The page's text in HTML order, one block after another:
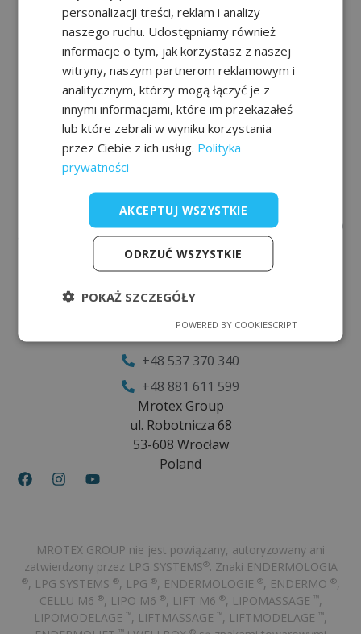
office@mrotex.com
+48 537 370 340
+48 881 611 599
Mrotex Group
ul. Robotnicza 68
53-608 Wrocław
Poland
MROTEX GROUP nie jest powiązany, autoryzowany ani
zatwierdzony przez LPG SYSTEMS®. Znaki ENDERMOLOGIA
®, LPG SYSTEMS ®, LPG ®, ENDERMOLOGIE ®, ENDERMO ®,
CELLU M6 ®, LIPO M6 ®, LIFT M6 ®, LIPOMASSAGE ™,
LIPOMODELAGE ™, LIFTMASSAGE ™, LIFTMODELAGE ™,
personalizacji treści, reklam i analizy
naszego ruchu. Udostępniamy również
informacje o tym, jak korzystasz z naszej
witryny, naszym partnerom reklamowym i
analitycznym, którzy mogą łączyć je z
innymi informacjami, które im przekazałeś
lub które zebrali w wyniku korzystania
przez Ciebie z ich usług. Polityka
prywatności
AKCEPTUJ WSZYSTKIE
ODRZUĆ WSZYSTKIE
POKAŻ SZCZEGÓŁY
POWERED BY COOKIESCRIPT